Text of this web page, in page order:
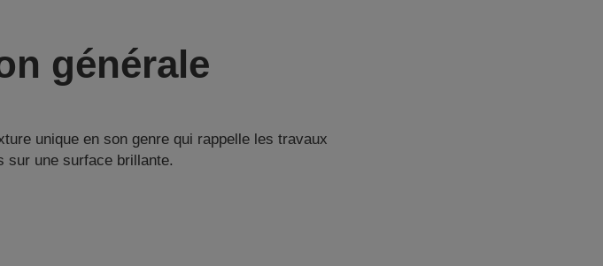
générale
unique en son genre qui rappelle les travaux
sur une surface brillante.